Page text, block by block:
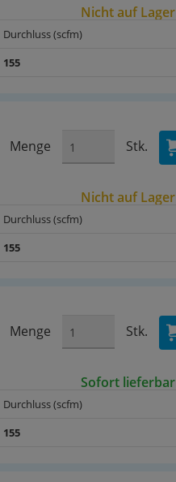
Nicht auf Lager
Durchluss (scfm)
155
Menge Stk.
Nicht auf Lager
Durchluss (scfm)
155
Menge Stk.
Sofort lieferbar
Durchluss (scfm)
155